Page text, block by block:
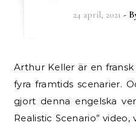
24 april, 2021 -
Arthur Keller är en fransk ingenjör som går igenom
fyra framtids scenarier.
gjort denna engelska
Realistic Scenario”